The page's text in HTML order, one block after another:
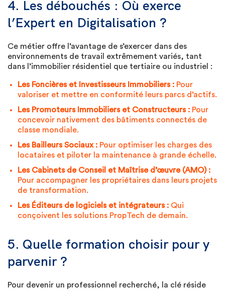
4. Les débouchés : Où exerce
l’Expert en Digitalisation ?
Ce métier offre l’avantage de s’exercer dans des
environnements de travail extrêmement variés, tant
dans l’immobilier résidentiel que tertiaire ou industriel :
Les Foncières et Investisseurs Immobiliers : Pour
valoriser et mettre en conformité leurs parcs d’actifs.
Les Promoteurs Immobiliers et Constructeurs : Pour
concevoir nativement des bâtiments connectés de
classe mondiale.
Les Bailleurs Sociaux : Pour optimiser les charges des
locataires et piloter la maintenance à grande échelle.
Les Cabinets de Conseil et Maîtrise d’œuvre (AMO) :
Pour accompagner les propriétaires dans leurs projets
de transformation.
Les Éditeurs de logiciels et intégrateurs : Qui
conçoivent les solutions PropTech de demain.
5. Quelle formation choisir pour y
parvenir ?
Pour devenir un professionnel recherché, la clé réside